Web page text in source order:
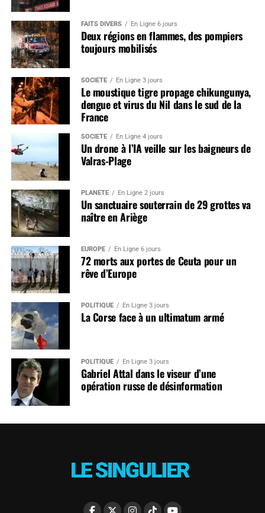
FAITS DIVERS En Ligne 6 jours
Deux régions en flammes, des pompiers
toujours mobilisés
SOCIÉTÉ En Ligne 3 jours
Le moustique tigre propage chikungunya,
dengue et virus du Nil dans le sud de la
France
SOCIÉTÉ En Ligne 4 jours
Un drone à l’IA veille sur les baigneurs de
Valras-Plage
PLANÈTE En Ligne 2 jours
Un sanctuaire souterrain de 29 grottes va
naître en Ariège
EUROPE En Ligne 6 jours
72 morts aux portes de Ceuta pour un
rêve d’Europe
POLITIQUE En Ligne 3 jours
La Corse face à un ultimatum armé
POLITIQUE En Ligne 3 jours
Gabriel Attal dans le viseur d’une
opération russe de désinformation